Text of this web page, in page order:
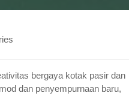
bergaya kotak pasir dan
dan penyempurnaan baru,